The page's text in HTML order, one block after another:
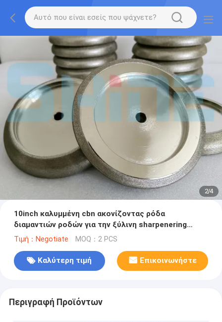
2/4
10inch καλυμμένη cbn ακονίζοντας ρόδα
διαμαντιών ροδών για την ξύλινη sharpenering
αλέθοντας μηχανή λεπίδων πριονιών ζωνών
Τιμή：Negotiate MOQ：2 PCS
Καλύτερη τιμή Επικοινωνήστε
Περιγραφή Προϊόντων